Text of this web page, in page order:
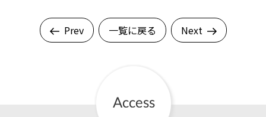
Prev 一覧に戻る Next